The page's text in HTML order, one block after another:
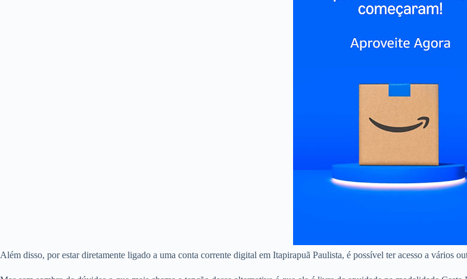
Além disso, por estar diretamente ligado a uma conta corrente digital em Itapirapuã Paulista, é possível ter acesso a vários